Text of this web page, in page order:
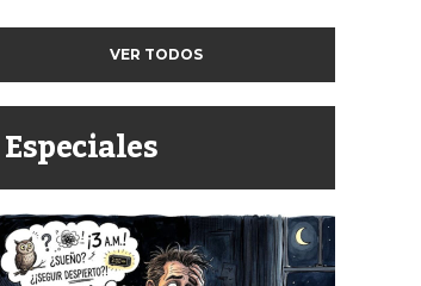
VER TODOS
Especiales